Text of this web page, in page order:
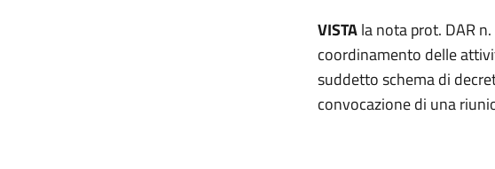
VISTAla nota prot. DAR
coordinamento delle
suddetto schema di
convocazione di una